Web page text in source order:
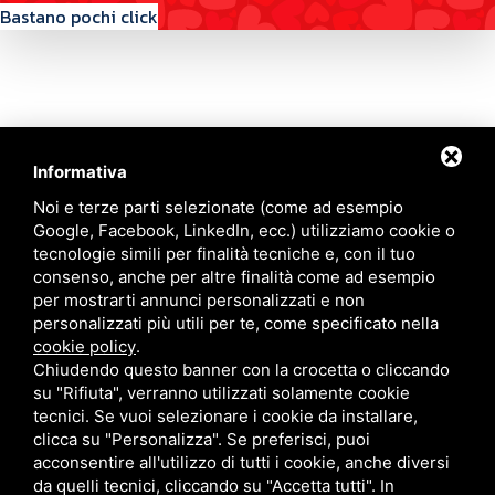
Informativa
Noi e terze parti selezionate (come ad esempio
Google, Facebook, LinkedIn, ecc.) utilizziamo cookie o
tecnologie simili per finalità tecniche e, con il tuo
consenso, anche per altre finalità come ad esempio
per mostrarti annunci personalizzati e non
personalizzati più utili per te, come specificato nella
cookie policy.
Chiudendo questo banner con la crocetta o cliccando
su "Rifiuta", verranno utilizzati solamente cookie
tecnici. Se vuoi selezionare i cookie da installare,
clicca su "Personalizza". Se preferisci, puoi
acconsentire all'utilizzo di tutti i cookie, anche diversi
da quelli tecnici, cliccando su "Accetta tutti". In
Bastano pochi click
Contattaci
Via Quinto Bucci, 205, 47521 Cesena (FC)
+39 0543 31536
+39 320 6635083
info@amiciziaeamore.it
Links
Chi siamo
Crea il tuo profilo
Franchising
Annunci
Blog
Contatti